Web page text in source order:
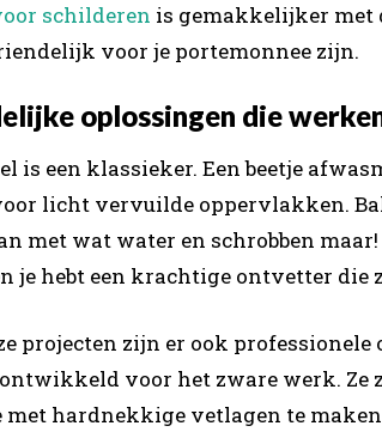
schilderen is gemakkelijker met
voor je portemonnee zijn.
oplossingen die
is een klassieker. Een beetje
licht vervuilde oppervlakken.
met wat water en schrobben
je hebt een krachtige ontvetter
projecten zijn er ook
voor het zware werk.
met hardnekkige vetlagen te